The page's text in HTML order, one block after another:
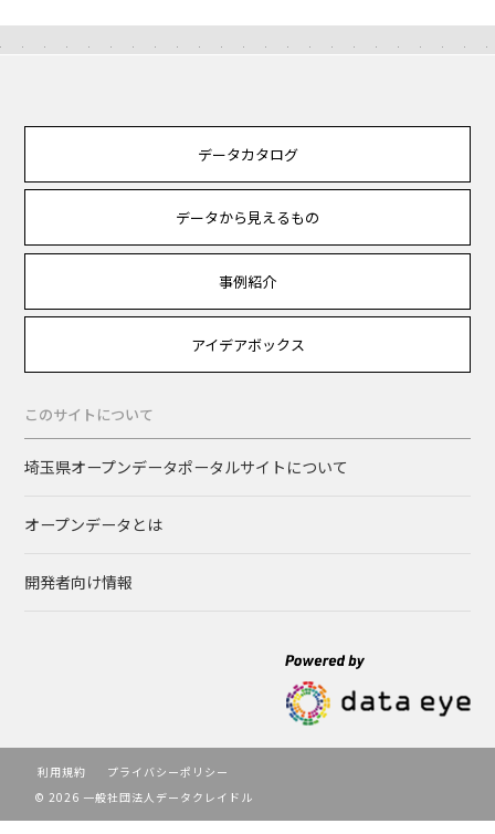
データカタログ
データから見えるもの
事例紹介
アイデアボックス
このサイトについて
埼玉県オープンデータポータルサイトについて
オープンデータとは
開発者向け情報
利用規約
プライバシーポリシー
© 2026 一般社団法人データクレイドル